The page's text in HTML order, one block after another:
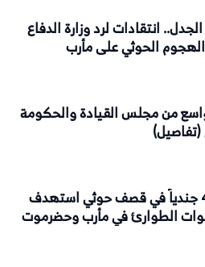
الجدل.. انتقادات لرد وزارة الدفاع
الحوثي على مأرب
من مجلس القيادة والحكومة
(تفاصيل)
استشهاد 45 جندياً في قصف حوثي استهدف
الطوارئ في مأرب وحضرموت